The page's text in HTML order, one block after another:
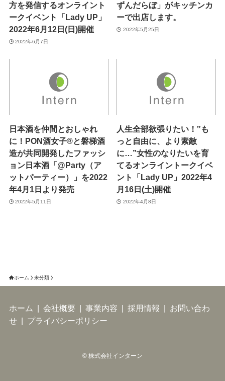
方を発信するオンライント
ークイベント「Lady UP」
2022年6月12日(日)開催
2022年6月7日
ずんだらぼ」がキッチンカ
ーで出店します。
2022年5月25日
日本酒を仲間とおしゃれ
に！PON酒女子®と磐梯酒
造が共同開発したファッシ
ョン日本酒「@Party（ア
ットパーティー）」を2022
年4月1日より発売
2022年5月11日
人生全部欲張りたい！‟も
っと自由に、より素敵
に…”女性のなりたいを育
てるオンライントークイベ
ント「Lady UP」2022年4
月16日(土)開催
2022年4月8日
ホーム 未分類
ホーム | 会社概要| 事業内容 | 採用情報 | お問い合わ
せ| プライバシーポリシー
© 株式会社インターン